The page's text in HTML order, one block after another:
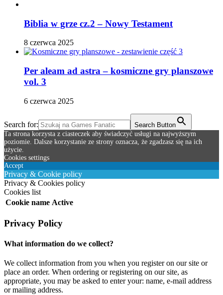
Biblia w grze cz.2 – Nowy Testament
8 czerwca 2025
Per aleam ad astra – kosmiczne gry planszowe
vol. 3
6 czerwca 2025
Search for:
Search Button
Ta strona korzysta z ciasteczek aby świadczyć usługi na najwyższym
poziomie. Dalsze korzystanie ze strony oznacza, że zgadzasz się na ich
użycie.
Cookies settings
Accept
Privacy & Cookie policy
Privacy & Cookies policy
Cookies list
Cookie name Active
Privacy Policy
What information do we collect?
We collect information from you when you register on our site or
place an order. When ordering or registering on our site, as
appropriate, you may be asked to enter your: name, e-mail address
or mailing address.